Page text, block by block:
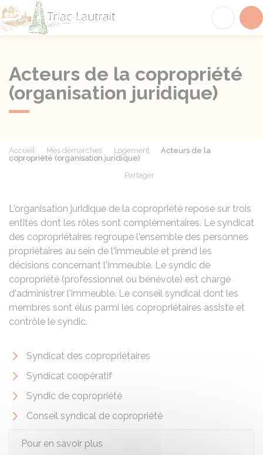
Acteurs de la copropriété
(organisation juridique)
Accueil Mes démarches Logement
Acteurs de la
copropriété (organisation juridique)
Partager
L'organisation juridique de la copropriété repose sur trois
entités dont les rôles sont complémentaires. Le syndicat
des copropriétaires regroupe l'ensemble des personnes
propriétaires au sein de l'immeuble et prend les
décisions concernant l'immeuble. Le syndic de
copropriété (professionnel ou bénévole) est chargé
d'administrer l'immeuble. Le conseil syndical dont les
membres sont élus parmi les copropriétaires assiste et
contrôle le syndic.
Syndicat des copropriétaires
Syndicat coopératif
Syndic de copropriété
Conseil syndical de copropriété
Pour en savoir plus